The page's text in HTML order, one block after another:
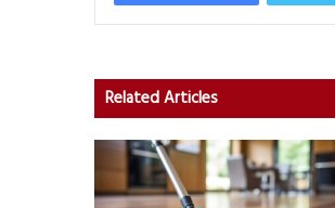
Related Articles